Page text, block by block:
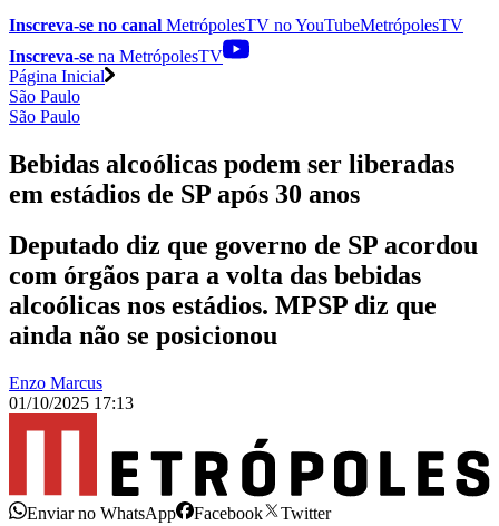
Inscreva-se no canal MetrópolesTV noYouTubeMetrópolesTV
Inscreva-se na MetrópolesTV
Página Inicial
São Paulo
São Paulo
Bebidas alcoólicas podem ser liberadas
em estádios de SP após 30 anos
Deputado diz que governo de SP acordou
com órgãos para a volta das bebidas
alcoólicas nos estádios. MPSP diz que
ainda não se posicionou
Enzo Marcus
01/10/2025 17:13
Enviar no WhatsApp Facebook
Twitter